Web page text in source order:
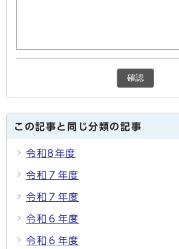
確認
この記事と同じ分類の記事
令和8年度
令和７年度
令和７年度
令和６年度
令和６年度